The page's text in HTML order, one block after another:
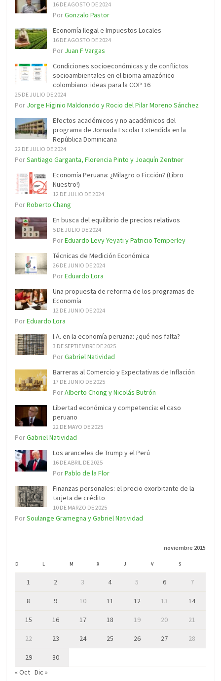
16 DE AGOSTO DE 2024
PorGonzalo Pastor
Economía Ilegal e Impuestos Locales
16 DE AGOSTO DE 2024
Por Juan F Vargas
Condiciones socioeconómicas y de conflictos
socioambientales en el bioma amazónico
colombiano: ideas para la COP 16
25 DE JULIO DE 2024
Por Jorge Higinio Maldonado y Rocio del Pilar Moreno Sánchez
Efectos académicos y no académicos del
programa de Jornada Escolar Extendida en la
República Dominicana
22 DE JULIO DE 2024
PorSantiago Garganta, Florencia Pinto y Joaquín Zentner
Economía Peruana: ¿Milagro o Ficción? (Libro
Nuestro!)
12 DE JULIO DE 2024
PorRoberto Chang
En busca del equilibrio de precios relativos
5 DE JULIO DE 2024
PorEduardo Levy Yeyati y Patricio Temperley
Técnicas de Medición Económica
26 DE JUNIO DE 2024
PorEduardo Lora
Una propuesta de reforma de los programas de
Economía
12 DE JUNIO DE 2024
PorEduardo Lora
I.A. en la economía peruana: ¿qué nos falta?
3 DE SEPTIEMBRE DE 2025
PorGabriel Natividad
Barreras al Comercio y Expectativas de Inflación
17 DE JUNIO DE 2025
PorAlberto Chong y Nicolás Butrón
Libertad económica y competencia: el caso
peruano
22 DE MAYO DE 2025
PorGabriel Natividad
Los aranceles de Trump y el Perú
16 DE ABRIL DE 2025
PorPablo de la Flor
Finanzas personales: el precio exorbitante de la
tarjeta de crédito
10 DE MARZO DE 2025
PorSoulange Gramegna y Gabriel Natividad
noviembre 2015
D L M X J V S
1 2 3 4 5 6 7
8 9 10 11 12 13 14
15 16 17 18 19 20 21
22 23 24 25 26 27 28
29
30
« Oct Dic »